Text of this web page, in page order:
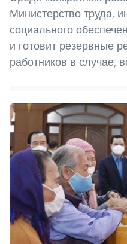
Министерство труда,
социального
и готовит резервные
работников в случае,